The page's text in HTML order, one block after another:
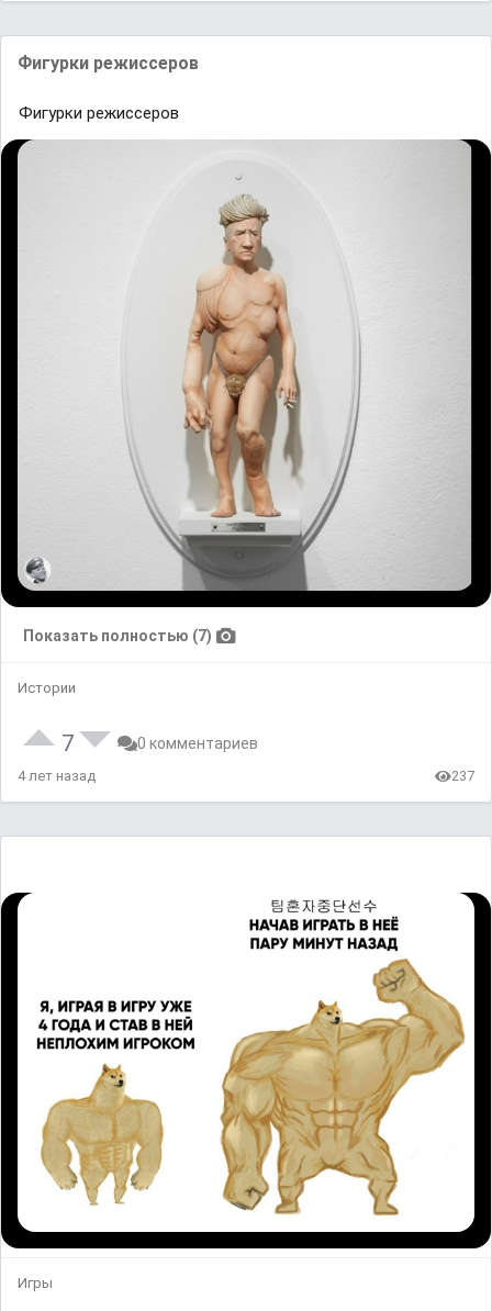
Фигурки режиссеров
Фигурки режиссеров
Показать полностью (7)
Истории
7 0 комментариев
4 лет назад 237
Игры